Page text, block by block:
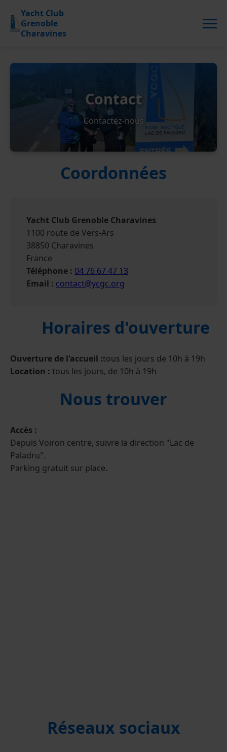
Yacht Club
Grenoble
Charavines
Contact
Contactez-nous
Coordonnées
Yacht Club Grenoble Charavines
1100 route de Vers-Ars
38850 Charavines
France
Téléphone : 04 76 67 47 13
Email : contact@ycgc.org
Horaires d'ouverture
Ouverture de l'accueil :tous les jours de 10h à 19h
Location : tous les jours, de 10h à 19h
Nous trouver
Accès :
Depuis Voiron centre, suivre la direction "Lac de
Paladru".
Parking gratuit sur place.
Réseaux sociaux